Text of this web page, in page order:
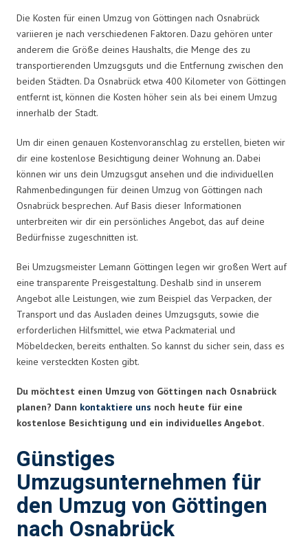
Die Kosten für einen Umzug von Göttingen nach Osnabrück
variieren je nach verschiedenen Faktoren. Dazu gehören unter
anderem die Größe deines Haushalts, die Menge des zu
transportierenden Umzugsguts und die Entfernung zwischen den
beiden Städten. Da Osnabrück etwa 400 Kilometer von Göttingen
entfernt ist, können die Kosten höher sein als bei einem Umzug
innerhalb der Stadt.
Um dir einen genauen Kostenvoranschlag zu erstellen, bieten wir
dir eine kostenlose Besichtigung deiner Wohnung an. Dabei
können wir uns dein Umzugsgut ansehen und die individuellen
Rahmenbedingungen für deinen Umzug von Göttingen nach
Osnabrück besprechen. Auf Basis dieser Informationen
unterbreiten wir dir ein persönliches Angebot, das auf deine
Bedürfnisse zugeschnitten ist.
Bei Umzugsmeister Lemann Göttingen legen wir großen Wert auf
eine transparente Preisgestaltung. Deshalb sind in unserem
Angebot alle Leistungen, wie zum Beispiel das Verpacken, der
Transport und das Ausladen deines Umzugsguts, sowie die
erforderlichen Hilfsmittel, wie etwa Packmaterial und
Möbeldecken, bereits enthalten. So kannst du sicher sein, dass es
keine versteckten Kosten gibt.
Du möchtest einen Umzug von Göttingen nach Osnabrück
planen? Dann kontaktiere uns noch heute für eine
kostenlose Besichtigung und ein individuelles Angebot.
Günstiges
Umzugsunternehmen für
den Umzug von Göttingen
nach Osnabrück